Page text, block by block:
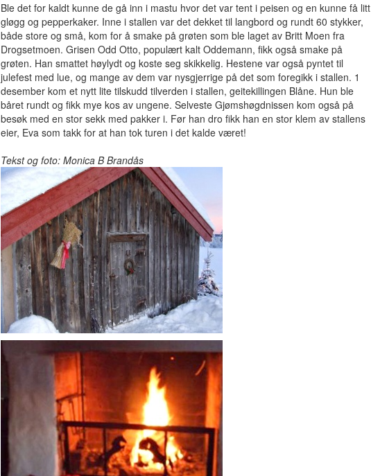
Ble det for kaldt kunne de gå inn i mastu hvor det var tent i peisen og en kunne få litt
gløgg og pepperkaker. Inne i stallen var det dekket til langbord og rundt 60 stykker,
både store og små, kom for å smake på grøten som ble laget av Britt Moen fra
Drogsetmoen. Grisen Odd Otto, populært kalt Oddemann, fikk også smake på
grøten. Han smattet høylydt og koste seg skikkelig. Hestene var også pyntet til
julefest med lue, og mange av dem var nysgjerrige på det som foregikk i stallen. 1
desember kom et nytt lite tilskudd tilverden i stallen, geitekillingen Blåne. Hun ble
båret rundt og fikk mye kos av ungene. Selveste Gjømshøgdnissen kom også på
besøk med en stor sekk med pakker i. Før han dro fikk han en stor klem av stallens
eier, Eva som takk for at han tok turen i det kalde været!
Tekst og foto: Monica B Brandås